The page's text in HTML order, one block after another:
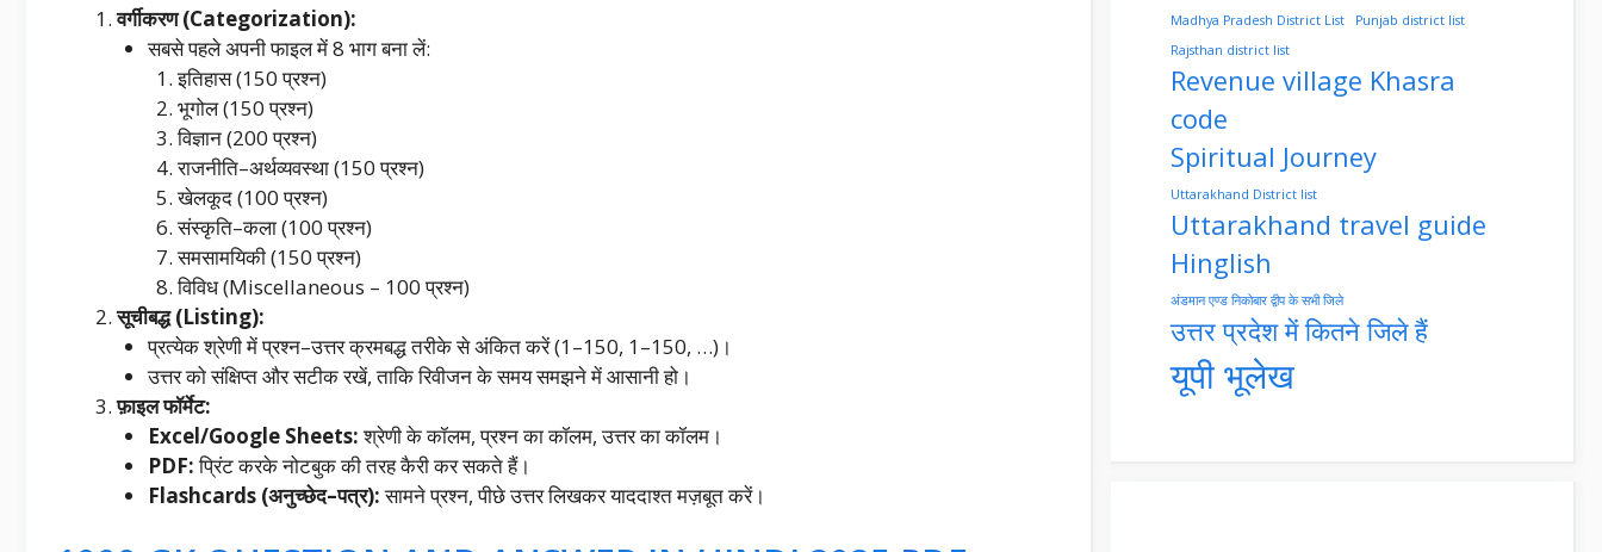
वर्गीकरण (Categorization):
सबसे पहले अपनी फाइल में 8 भाग बना लें:
इतिहास (150 प्रश्न)
भूगोल (150 प्रश्न)
विज्ञान (200 प्रश्न)
राजनीति–अर्थव्यवस्था (150 प्रश्न)
खेलकूद (100 प्रश्न)
संस्कृति–कला (100 प्रश्न)
समसामयिकी (150 प्रश्न)
विविध (Miscellaneous – 100 प्रश्न)
सूचीबद्ध (Listing):
प्रत्येक श्रेणी में प्रश्न–उत्तर क्रमबद्ध तरीके से अंकित करें (1–150, 1–150, …)।
उत्तर को संक्षिप्त और सटीक रखें, ताकि रिवीजन के समय समझने में आसानी हो।
फ़ाइल फॉर्मेट:
Excel/Google Sheets:श्रेणी के कॉलम, प्रश्न का कॉलम, उत्तर का कॉलम।
PDF:प्रिंट करके नोटबुक की तरह कैरी कर सकते हैं।
Flashcards (अनुच्छेद–पत्र):सामने प्रश्न, पीछे उत्तर लिखकर याददाश्त मज़बूत करें।
Madhya Pradesh District List
Punjab district list
Rajsthan district list
Revenue village Khasra
code
Spiritual Journey
Uttarakhand District list
Uttarakhand travel guide
Hinglish
अंडमान एण्ड निकोबार द्वीप के सभी जिले
उत्तर प्रदेश में कितने जिले हैं
यूपी भूलेख